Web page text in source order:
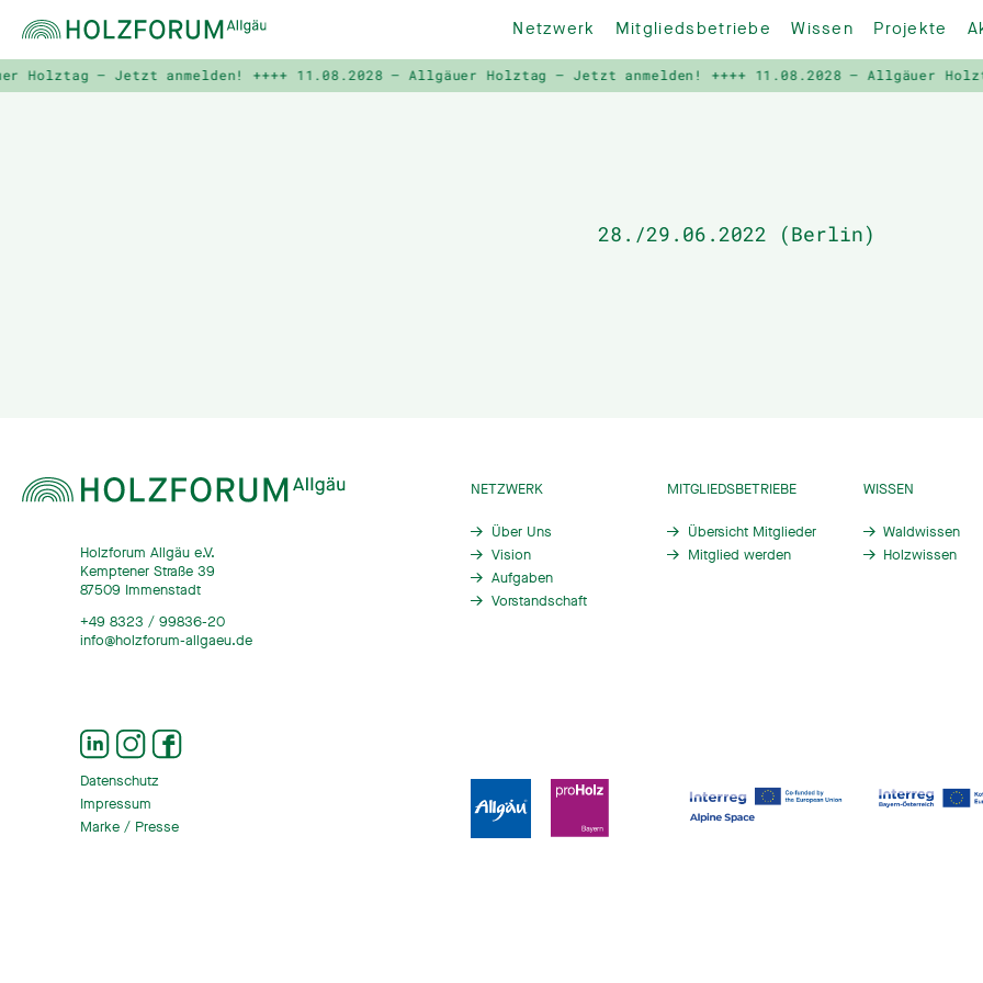
Netzwerk Mitgliedsbetriebe Wissen Projekte
Holztag – Jetzt anmelden! ++++11.08.2028 – Allgäuer Holztag – Jetzt anmelden! ++++11.08.2028 – Allgäuer
28./29.06.2022 (Berlin)
Holzforum Allgäu e.V.
Kemptener Straße 39
87509 Immenstadt
+49 8323 / 99836-20
info@holzforum-allgaeu.de
Datenschutz
Impressum
Marke / Presse
NETZWERK
Über Uns
Vision
Aufgaben
Vorstandschaft
MITGLIEDSBETRIEBE
Übersicht Mitglieder
Mitglied werden
WISSEN
Waldwissen
Holzwissen